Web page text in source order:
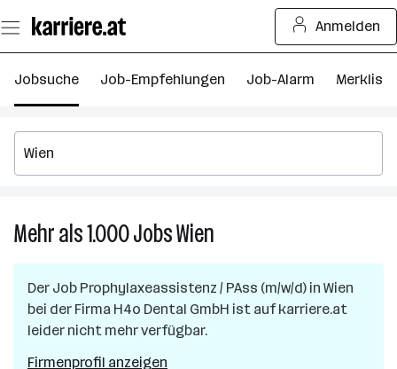
Seiteninhalt
springen
Anmelden
Jobsuche Job-Empfehlungen Job-Alarm Merkliste
Mehr als 1.000JobsWien
Jobs
in
Der Job Prophylaxeassistenz / PAss (m/w/d) in Wien
bei der Firma H4o Dental GmbH ist auf karriere.at
leider nicht mehr verfügbar.
Firmenprofil anzeigen